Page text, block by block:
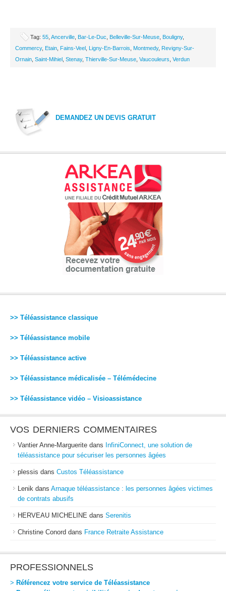
Tag: 55 Ancerville Bar-Le-Duc Belleville-Sur-Meuse Bouligny,
Commercy, Etain Fains-Veel Ligny-En-Barrois Montmedy, Revigny-Sur-
Ornain Saint-Mihiel Stenay, Thierville-Sur-Meuse Vaucouleurs Verdun
DEMANDEZ UN DEVIS GRATUIT
>> Téléassistance classique
>> Téléassistance mobile
>> Téléassistance active
>> Téléassistance médicalisée – Télémédecine
>> Téléassistance vidéo – Visioassistance
VOS DERNIERS COMMENTAIRES
Vantier Anne-Marguerite dans InfiniConnect, une solution de
téléassistance pour sécuriser les personnes âgées
plessis dans Custos Téléassistance
Lenik dans Arnaque téléassistance : les personnes âgées victimes
de contrats abusifs
HERVEAU MICHELINE dans Serenitis
Christine Conord dans France Retraite Assistance
PROFESSIONNELS
> Référencez votre service de Téléassistance